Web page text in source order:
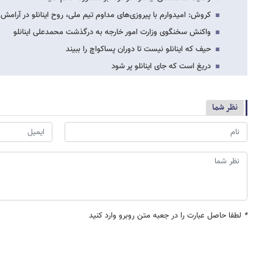
کروش: امیدوارم با پیروزی‌های مداوم تیم ملی، روح اینانلو در
واکنش سخنگوی وزارت امور خارجه به درگذشت محمدعلی اینانلو
حیف که اینانلو نیست تا دوران پساکواچ را ببیند
دریغ است که جای اینانلو پر شود
نظر شما
* لطفا حاصل عبارت را در جعبه متن روبرو وارد کنید